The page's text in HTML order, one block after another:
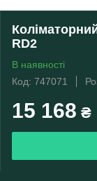
RD2
В наявності
Код: 747071
15 168 ₴